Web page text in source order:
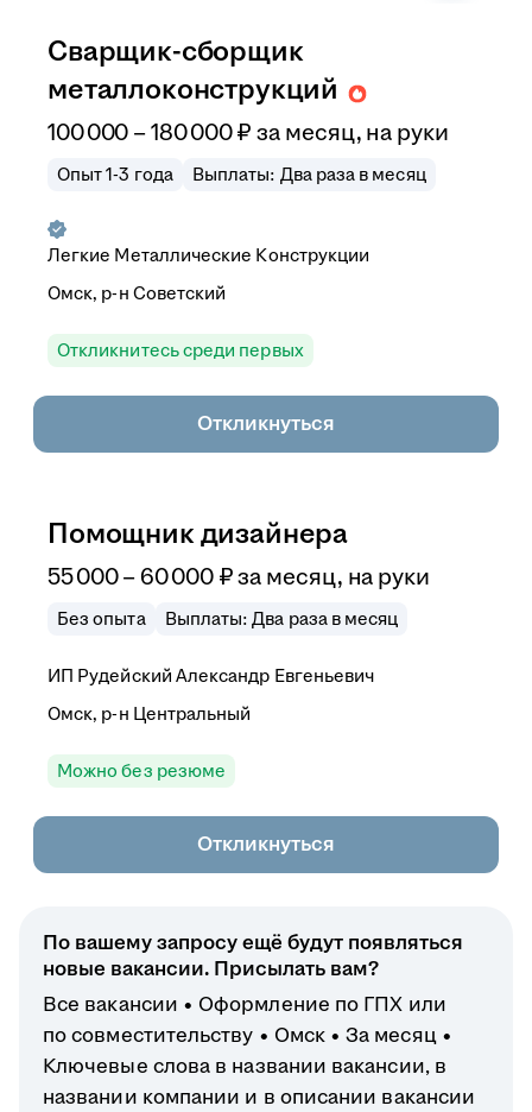
Сварщик-сборщик
металлоконструкций
100 000 –180 000₽ за месяц, на руки
Опыт 1-3 года Выплаты: Два раза в месяц
Легкие Металлические Конструкции
Омск, р-н Советский
Откликнитесь среди первых
Откликнуться
Помощник дизайнера
55 000–60 000 ₽ за месяц, на руки
Без опыта Выплаты: Два раза в месяц
ИП Рудейский Александр Евгеньевич
Омск, р-н Центральный
Можно без резюме
Откликнуться
По вашему запросу ещё будут появляться
новые вакансии. Присылать вам?
Все вакансии
Оформление по ГПХ или
по совместительству
Омск
За месяц
Ключевые слова в названии вакансии, в
названии компании и в описании вакансии